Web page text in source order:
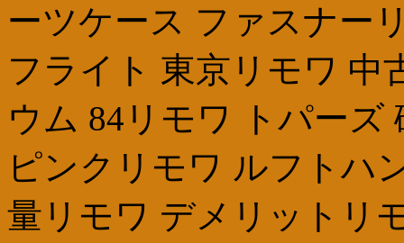
ーツケース ファスナー
フライト 東京リモワ 中
ウム 84リモワ トパーズ
ピンクリモワ ルフトハ
量リモワ デメリットリ